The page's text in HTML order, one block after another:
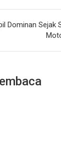
Dominan Sejak